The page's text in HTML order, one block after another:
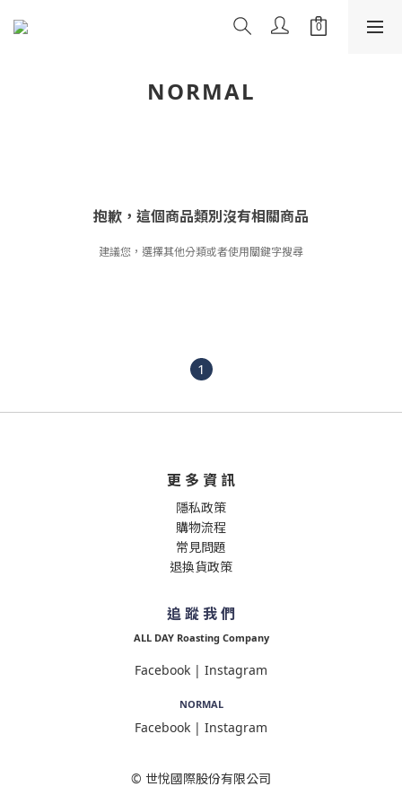
NORMAL
抱歉，這個商品類別沒有相關商品
建議您，選擇其他分類或者使用關鍵字搜尋
1
更 多 資 訊
隱私政策
購物流程
常見問題
退換貨政策
追 蹤 我 們
ALL DAY Roasting Company
Facebook | Instagram
NORMAL
Facebook | Instagram
© 世悅國際股份有限公司